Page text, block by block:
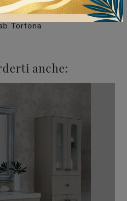
Voghera
Tortona
anche: